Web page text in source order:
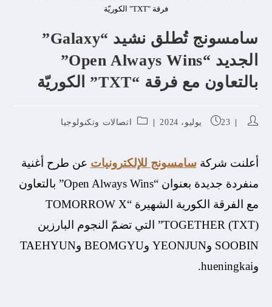
فرقة "TXT" الكوريّة
سامسونج تُطلق نشيد “Galaxy”
الجديد “Open Always Wins”
بالتعاون مع فرقة “TXT” الكوريّة
23 يوليو، 2024 اتصالات وتكنولوجيا
أعلنت شركةسامسونج للإلكترونيات عن طرح أغنية
منفردة جديدة بعنوان “Open Always Wins” بالتعاون
مع الفرقة الكورية الشهيرة “TOMORROW X
TOGETHER (TXT)” التي تضمّ النجوم البارزين
SOOBIN وYEONJUN وBEOMGYU وTAEHYUN
وhueningkai.